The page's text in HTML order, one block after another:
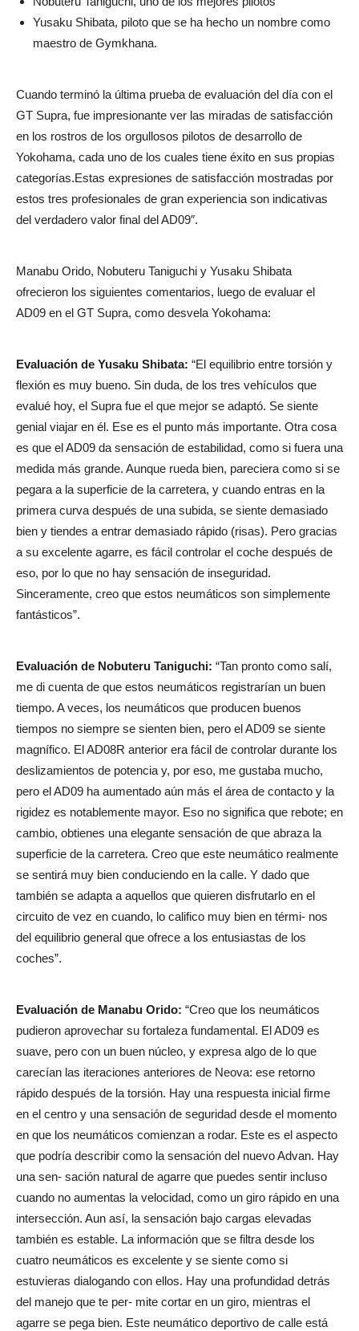
Yusaku Shibata, piloto que se ha hecho un nombre como
maestro de Gymkhana.
Cuando terminó la última prueba de evaluación del día con el
GT Supra, fue impresionante ver las miradas de satisfacción
en los rostros de los orgullosos pilotos de desarrollo de
Yokohama, cada uno de los cuales tiene éxito en sus propias
categorías.Estas expresiones de satisfacción mostradas por
estos tres profesionales de gran experiencia son indicativas
del verdadero valor final del AD09″.
Manabu Orido, Nobuteru Taniguchi y Yusaku Shibata
ofrecieron los siguientes comentarios, luego de evaluar el
AD09 en el GT Supra, como desvela Yokohama:
Evaluación de Yusaku Shibata: “El equilibrio entre torsión y
flexión es muy bueno. Sin duda, de los tres vehículos que
evalué hoy, el Supra fue el que mejor se adaptó. Se siente
genial viajar en él. Ese es el punto más importante. Otra cosa
es que el AD09 da sensación de estabilidad, como si fuera una
medida más grande. Aunque rueda bien, pareciera como si se
pegara a la superficie de la carretera, y cuando entras en la
primera curva después de una subida, se siente demasiado
bien y tiendes a entrar demasiado rápido (risas). Pero gracias
a su excelente agarre, es fácil controlar el coche después de
eso, por lo que no hay sensación de inseguridad.
Sinceramente, creo que estos neumáticos son simplemente
fantásticos”.
Evaluación de Nobuteru Taniguchi: “Tan pronto como salí,
me di cuenta de que estos neumáticos registrarían un buen
tiempo. A veces, los neumáticos que producen buenos
tiempos no siempre se sienten bien, pero el AD09 se siente
magnífico. El AD08R anterior era fácil de controlar durante los
deslizamientos de potencia y, por eso, me gustaba mucho,
pero el AD09 ha aumentado aún más el área de contacto y la
rigidez es notablemente mayor. Eso no significa que rebote; en
cambio, obtienes una elegante sensación de que abraza la
superficie de la carretera. Creo que este neumático realmente
se sentirá muy bien conduciendo en la calle. Y dado que
también se adapta a aquellos que quieren disfrutarlo en el
circuito de vez en cuando, lo califico muy bien en térmi- nos
del equilibrio general que ofrece a los entusiastas de los
coches”.
Evaluación de Manabu Orido: “Creo que los neumáticos
pudieron aprovechar su fortaleza fundamental. El AD09 es
suave, pero con un buen núcleo, y expresa algo de lo que
carecían las iteraciones anteriores de Neova: ese retorno
rápido después de la torsión. Hay una respuesta inicial firme
en el centro y una sensación de seguridad desde el momento
en que los neumáticos comienzan a rodar. Este es el aspecto
que podría describir como la sensación del nuevo Advan. Hay
una sen- sación natural de agarre que puedes sentir incluso
cuando no aumentas la velocidad, como un giro rápido en una
intersección. Aun así, la sensación bajo cargas elevadas
también es estable. La información que se filtra desde los
cuatro neumáticos es excelente y se siente como si
estuvieras dialogando con ellos. Hay una profundidad detrás
del manejo que te per- mite cortar en un giro, mientras el
agarre se pega bien. Este neumático deportivo de calle está